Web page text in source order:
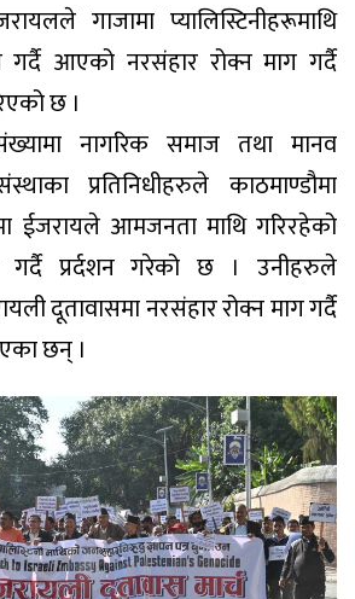
गाजामा प्यालिस्टिनीहरूमाथि
आएको नरसंहार रोक्न माग गर्दै
छ ।
नागरिक समाज तथा मानव
प्रतिनिधीहरुले काठमाण्डौमा
ईजरायले आमजनता माथि गरिरहेको
गर्दै प्रर्दशन गरेको छ । उनीहरुले
दूतावासमा नरसंहार रोक्न माग गर्दै
छन् ।